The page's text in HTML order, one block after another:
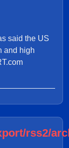
said the US
and high
rss2/